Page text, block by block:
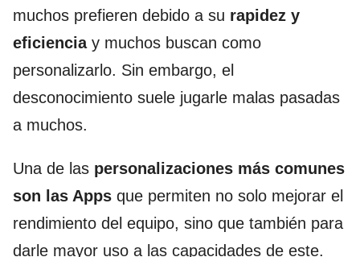
muchos prefieren debido a su rapidez y
eficienciay muchos buscan como
personalizarlo. Sin embargo, el
desconocimiento suele jugarle malas pasadas
a muchos.
Una de las personalizaciones más comunes
son las Apps que permiten no solo mejorar el
rendimiento del equipo, sino que también para
darle mayor uso a las capacidades de este.